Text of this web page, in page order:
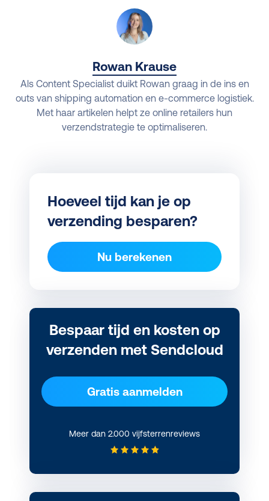
Rowan Krause
Als Content Specialist duikt Rowan graag in de ins en
outs van shipping automation en e-commerce logistiek.
Met haar artikelen helpt ze online retailers hun
verzendstrategie te optimaliseren.
Hoeveel tijd kan je op
verzending besparen?
Nu berekenen
Bespaar tijd en kosten op
verzenden met Sendcloud
Gratis aanmelden
Meer dan 2.000 vijfsterrenreviews